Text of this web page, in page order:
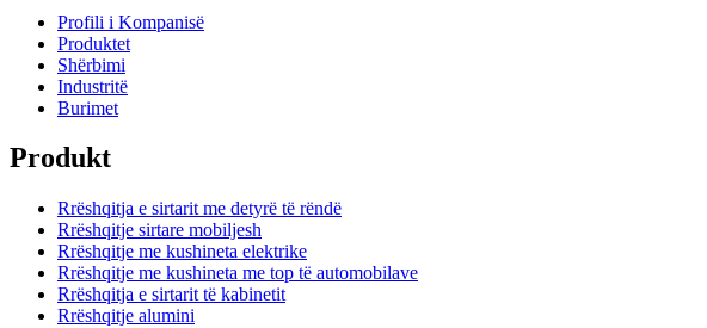
Profili i Kompanisë
Produktet
Shërbimi
Industritë
Burimet
Produkt
Rrëshqitja e sirtarit me detyrë të rëndë
Rrëshqitje sirtare mobiljesh
Rrëshqitje me kushineta elektrike
Rrëshqitje me kushineta me top të automobilave
Rrëshqitja e sirtarit të kabinetit
Rrëshqitje alumini